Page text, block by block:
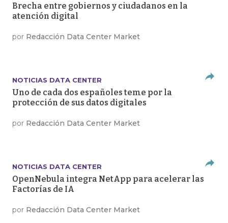
Brecha entre gobiernos y ciudadanos en la
atención digital
por Redacción Data Center Market
NOTICIAS DATA CENTER
Uno de cada dos españoles teme por la
protección de sus datos digitales
por Redacción Data Center Market
NOTICIAS DATA CENTER
OpenNebula integra NetApp para acelerar las
Factorías de IA
por Redacción Data Center Market